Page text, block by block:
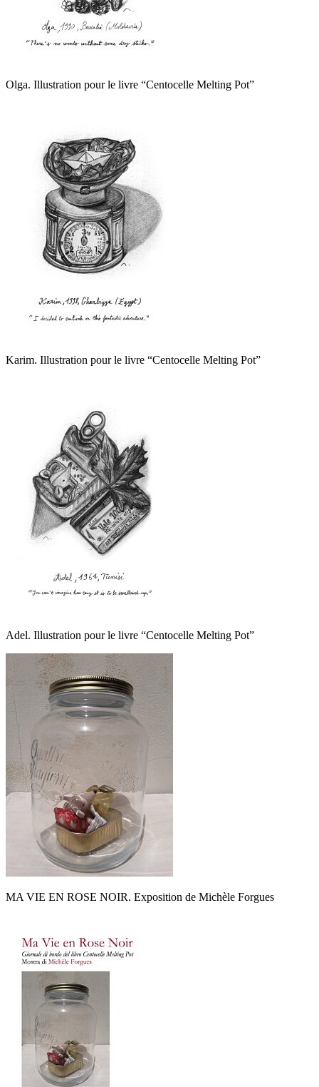
Olga. Illustration pour le livre “Centocelle Melting Pot”
Karim. Illustration pour le livre “Centocelle Melting Pot”
Adel. Illustration pour le livre “Centocelle Melting Pot”
MA VIE EN ROSE NOIR. Exposition de Michèle Forgues